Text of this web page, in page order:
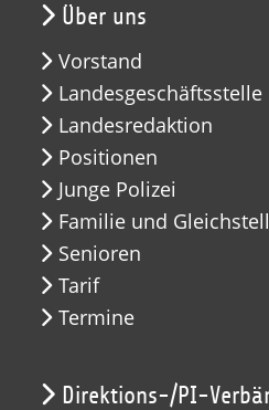
Über uns
Vorstand
Landesgeschäftsstelle
Landesredaktion
Positionen
Junge Polizei
Familie und
Senioren
Tarif
Termine
Direktions-/PI-